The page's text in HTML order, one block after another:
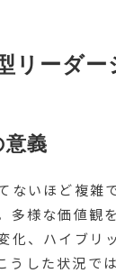
リーダ
義
ないほど複雑
多様な価値観
化、ハイブリ
した状況で